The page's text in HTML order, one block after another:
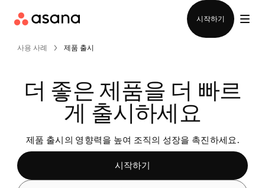
시작하기
사용 사례 제품 출시
더 좋은 제품을 더 빠르
게 출시하세요
제품 출시의 영향력을 높여 조직의 성장을 촉진하세요.
시작하기